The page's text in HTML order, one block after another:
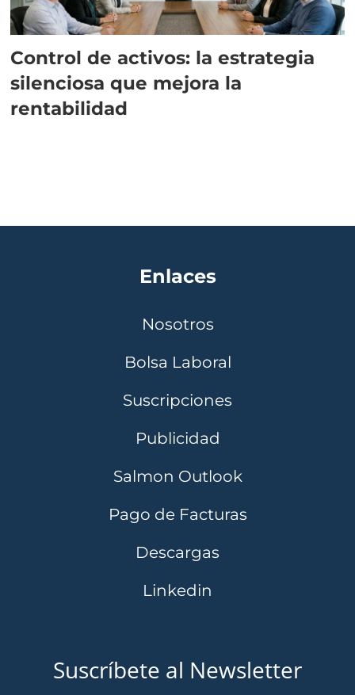
Control de activos: la estrategia
silenciosa que mejora la
rentabilidad
Enlaces
Nosotros
Bolsa Laboral
Suscripciones
Publicidad
Salmon Outlook
Pago de Facturas
Descargas
Linkedin
Suscríbete al Newsletter